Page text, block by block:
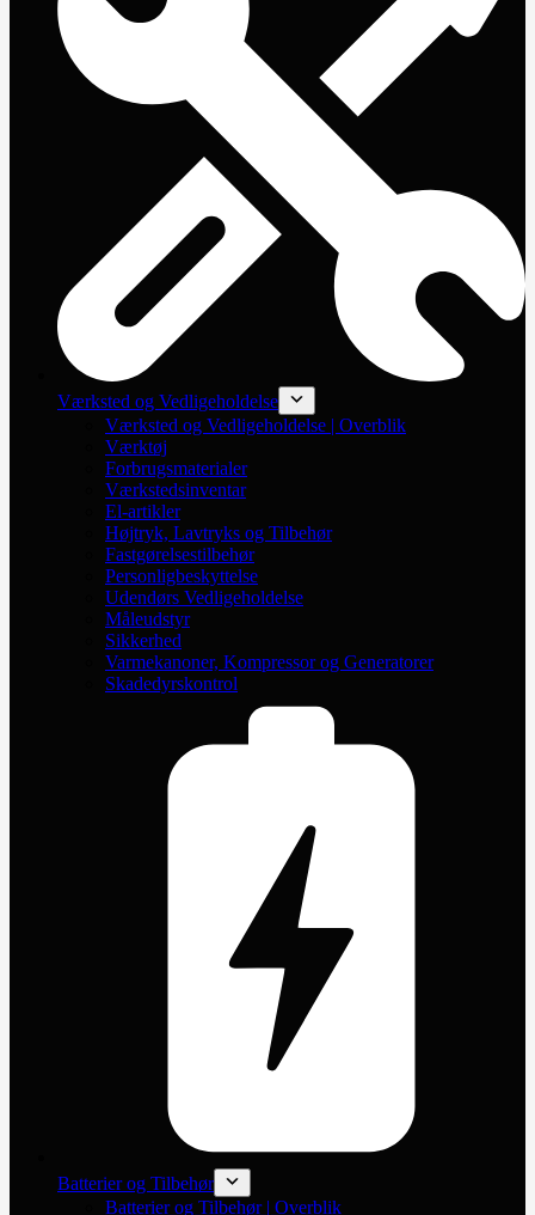
Værksted og Vedligeholdelse
Værksted og Vedligeholdelse | Overblik
Værktøj
Forbrugsmaterialer
Værkstedsinventar
El-artikler
Højtryk, Lavtryks og Tilbehør
Fastgørelsestilbehør
Personligbeskyttelse
Udendørs Vedligeholdelse
Måleudstyr
Sikkerhed
Varmekanoner, Kompressor og Generatorer
Skadedyrskontrol
Batterier og Tilbehør
Batterier og Tilbehør | Overblik